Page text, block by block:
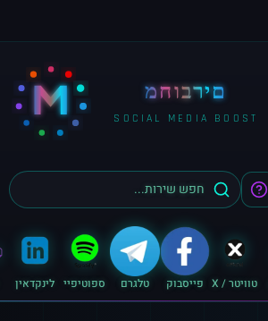
M מחוברים
SOCIAL MEDIA BOOST
טוויטר / X פייסבוק טלגרם ספוטיפיי לינקדאין